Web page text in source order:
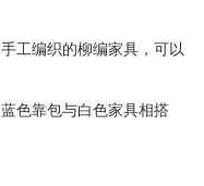
编织的柳编家具，可以
色靠包与白色家具相搭